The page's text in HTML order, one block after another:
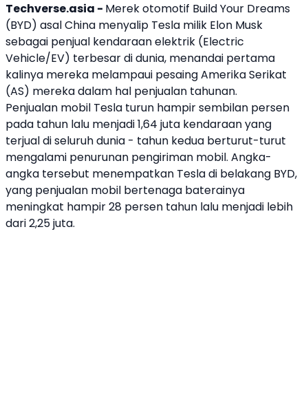
Techverse.asia - Merek otomotif Build Your Dreams
(BYD) asalChina menyalip Tesla milik Elon Musk
sebagai penjual kendaraan elektrik (Electric
Vehicle/EV) terbesar di dunia, menandai pertama
kalinya mereka melampaui pesaing Amerika Serikat
(AS) mereka dalam hal penjualan tahunan.
Penjualan mobil Tesla turun hampir sembilan persen
pada tahun lalu menjadi 1,64 juta kendaraan yang
terjual di seluruh dunia - tahun kedua berturut-turut
mengalami penurunan pengiriman mobil. Angka-
angka tersebut menempatkan Tesladi belakang BYD,
yang penjualan mobil bertenaga baterainya
meningkat hampir 28 persen tahun lalu menjadi lebih
dari 2,25 juta.